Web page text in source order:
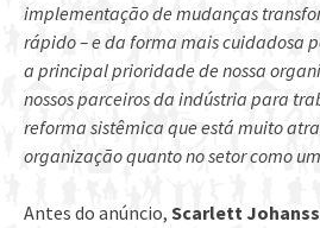
implementação de mudanças
rápido – e da forma mais cuidadosa
a principal prioridade de nossa
nossos parceiros da indústria para
reforma sistêmica que está muito
organização quanto no setor como
Antes do anúncio, Scarlett